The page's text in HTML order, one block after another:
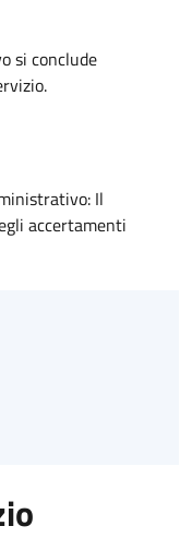
si conclude
Il
accertamenti